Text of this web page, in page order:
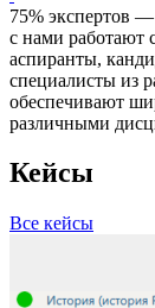
75% экспертов
с нами работают
аспиранты,
специалисты из
обеспечивают
различными
Кейсы
Все кейсы